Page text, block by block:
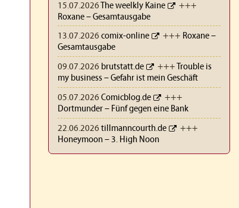
15.07.2026The weelkly Kaine
+++
Roxane – Gesamtausgabe
13.07.2026 comix-online +++ Roxane –
Gesamtausgabe
09.07.2026 brutstatt.de +++
Trouble is
my business – Gefahr ist mein Geschäft
05.07.2026 Comicblog.de
+++
Dortmunder – Fünf gegen eine Bank
22.06.2026 tillmanncourth.de
+++
Honeymoon – 3. High Noon